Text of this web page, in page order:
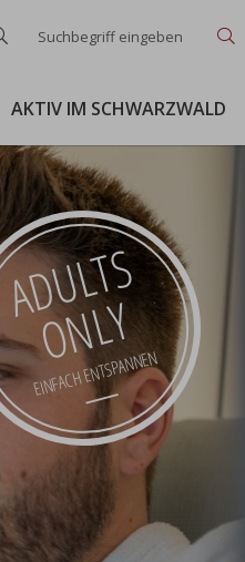
AKTIV IM SCHWARZWALD
eingeben
ADULTS
ONLY
EINFACH ENTSPANNEN